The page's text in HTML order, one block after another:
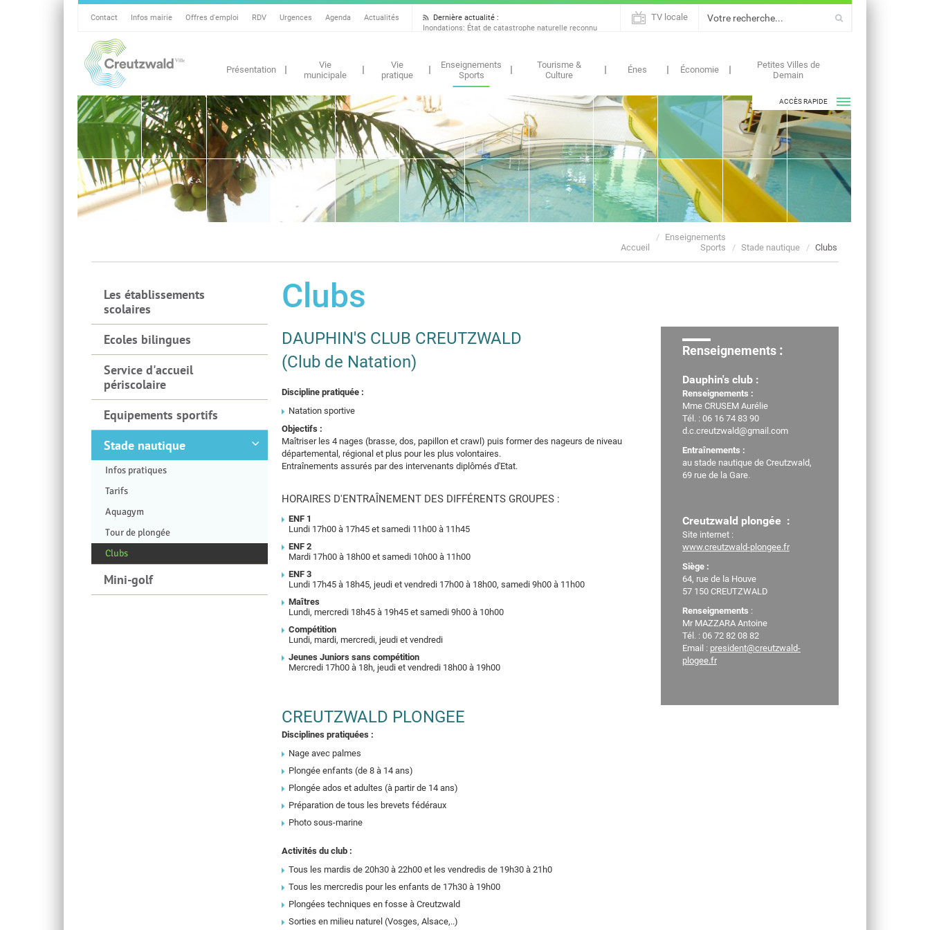
Contact Infos mairie Offres d'emploi RDV Urgences Agenda Actualités
Dernière actualité :
Inondations: État de catastrophe naturelle reconnu
TV locale
Présentation
Vie
municipale
Vie
pratique
Enseignements
Sports
Tourisme &
Culture
Énes Économie
Petites Villes de
Demain
ACCÈS RAPIDE
ASSOCIATIONS
AGENDAS
Accueil
Enseignements
Sports
Stade nautique Clubs
Les établissements
scolaires
Ecoles bilingues
Service d'accueil
périscolaire
Equipements sportifs
Stade nautique
Infos pratiques
Tarifs
Aquagym
Tour de plongée
Clubs
Mini-golf
Clubs
DAUPHIN'S CLUB CREUTZWALD
(Club de Natation)
Discipline pratiquée :
Natation sportive
Objectifs :
Maîtriser les 4 nages (brasse, dos, papillon et crawl) puis former des nageurs de niveau
départemental, régional et plus pour les plus volontaires.
Entraînements assurés par des intervenants diplômés d'Etat.
HORAIRES D'ENTRAÎNEMENT DES DIFFÉRENTS GROUPES :
ENF 1
Lundi 17h00 à 17h45 et samedi 11h00 à 11h45
ENF 2
Mardi 17h00 à 18h00 et samedi 10h00 à 11h00
ENF 3
Lundi 17h45 à 18h45, jeudi et vendredi 17h00 à 18h00, samedi 9h00 à 11h00
Maîtres
Lundi, mercredi 18h45 à 19h45 et samedi 9h00 à 10h00
Compétition
Lundi, mardi, mercredi, jeudi et vendredi
Jeunes Juniors sans compétition
Mercredi 17h00 à 18h, jeudi et vendredi 18h00 à 19h00
Renseignements :
Dauphin's club :
Renseignements :
Mme CRUSEM Aurélie
Tél. : 06 16 74 83 90
d.c.creutzwald@gmail.com
Entraînements :
au stade nautique de Creutzwald,
69 rue de la Gare.
Creutzwald plongée :
Site internet :
www.creutzwald-plongee.fr
Siège :
64, rue de la Houve
57 150 CREUTZWALD
Renseignements :
Mr MAZZARA Antoine
Tél. : 06 72 82 08 82
Email : president@creutzwald-
plogee.fr
CREUTZWALD PLONGEE
Disciplines pratiquées :
Nage avec palmes
Plongée enfants (de 8 à 14 ans)
Plongée ados et adultes (à partir de 14 ans)
Préparation de tous les brevets fédéraux
Photo sous-marine
Activités du club :
Tous les mardis de 20h30 à 22h00 et les vendredis de 19h30 à 21h0
Tous les mercredis pour les enfants de 17h30 à 19h00
Plongées techniques en fosse à Creutzwald
Sorties en milieu naturel (Vosges, Alsace,..)